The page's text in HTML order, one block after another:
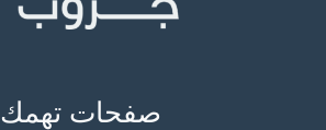
صفحات تهمك